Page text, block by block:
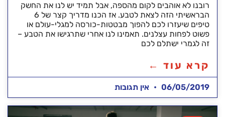
רובנו לא אוהבים לקום מהספה, אבל תמיד יש לנו את החשק
הבראשיתי הזה לצאת לטבע. אז הכנו מדריך קצר של 6
טיפים שיעזרו לכם להפוך מבטטות-כורסה למגלי-עולם או
פשוט לפחות עצלנים. תאמינו לנו אחרי שתרגישו את הטבע –
זה לגמרי ישתלם לכם
קרא עוד ←
06/05/2019 אין תגובות